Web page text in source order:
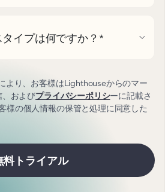
イプは何ですか？ *
より、お客様はLighthouseからのマー
およびプライバシーポリシーに記載さ
様の個人情報の保管と処理に同意した